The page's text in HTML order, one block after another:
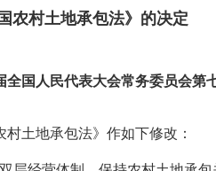
农村土地承包法》的决定
全国人民代表大会常务委员会第
村土地承包法》作如下修改：